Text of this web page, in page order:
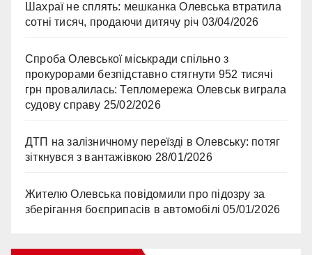
Шахраї не сплять: мешканка Олевська втратила
сотні тисяч, продаючи дитячу річ 03/04/2026
Спроба Олевської міськради спільно з
прокурорами безпідставно стягнути 952 тисячі
грн провалилась: Тепломережа Олевськ виграла
судову справу 25/02/2026
ДТП на залізничному переїзді в Олевську: потяг
зіткнувся з вантажівкою 28/01/2026
Жителю Олевська повідомили про підозру за
зберігання боєприпасів в автомобілі 05/01/2026